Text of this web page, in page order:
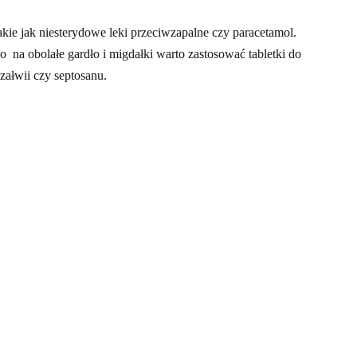
jak niesterydowe leki przeciwzapalne czy paracetamol.
obolałe gardło i migdałki warto zastosować tabletki do
czy septosanu.